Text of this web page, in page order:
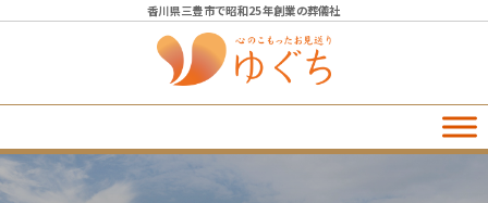
香川県三豊市で昭和25年創業の葬儀社